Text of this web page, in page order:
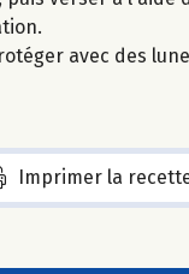
avec des
Imprimer la